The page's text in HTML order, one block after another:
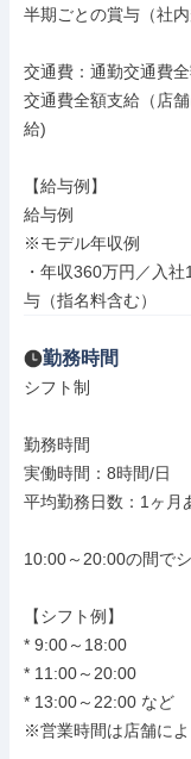
半期ごとの賞与（社
交通費：通勤交通費
交通費全額支給（店
給)
【給与例】
給与例
※モデル年収例
・年収360万円／入
与（指名料含む）
勤務時間
シフト制
勤務時間
実働時間：8時間/日
平均勤務日数：1ヶ月
10:00～20:00の間で
【シフト例】
* 9:00～18:00
* 11:00～20:00
* 13:00～22:00 など
※営業時間は店舗に